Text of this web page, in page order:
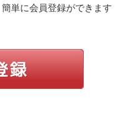
単に会員登録ができます